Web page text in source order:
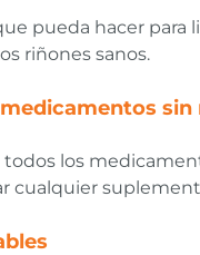
pueda hacer para
riñones sanos.
sin
los
cualquier